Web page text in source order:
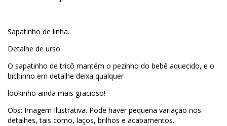
Sapatinho de linha.
Detalhe de urso.
O sapatinho de tricô mantém o pezinho do bebê aquecido, e o
bichinho em detalhe deixa qualquer
lookinho ainda mais gracioso!
Obs: Imagem Ilustrativa. Pode haver pequena variação nos
detalhes, tais como, laços, brilhos e acabamentos.